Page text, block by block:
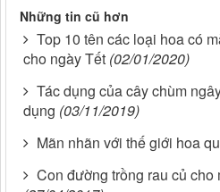
Những tin cũ hơn
Top 10 tên các loại hoa có
cho ngày Tết (02/01/2020)
Tác dụng của cây chùm
dụng (03/11/2019)
Mãn nhãn với thế giới hoa
Con đường trồng rau củ